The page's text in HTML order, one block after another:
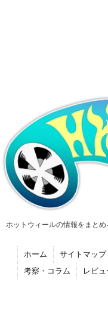
ホットウィールの情報をまとめ
ホーム サイトマップ
考察・コラム
レビュ